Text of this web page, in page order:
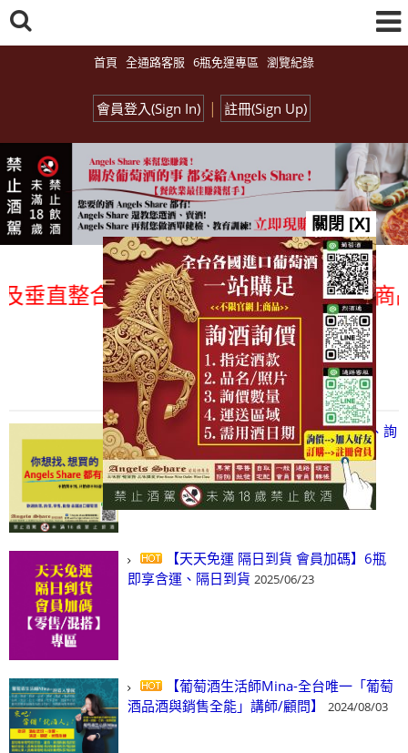
首頁 全通路客服 6瓶免運專區 瀏覽紀錄
會員登入(Sign In) | 註冊(Sign Up)
直整合、一次購足」各國進口酒類商品
總覽-促銷&活動
all events
【凡酒問Angels Share】線上選酒、詢
(尋)酒、詢價、零售、批發，看這裡!
2024/03/01
【天天免運 隔日到貨 會員加碼】6瓶
即享含運、隔日到貨 2025/06/23
【葡萄酒生活師Mina-全台唯一「葡萄
酒品酒與銷售全能」講師/顧問】
2024/08/03
關閉 [X]